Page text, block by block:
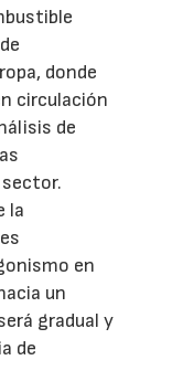
donde
circulación
de
la
en
un
gradual y
de